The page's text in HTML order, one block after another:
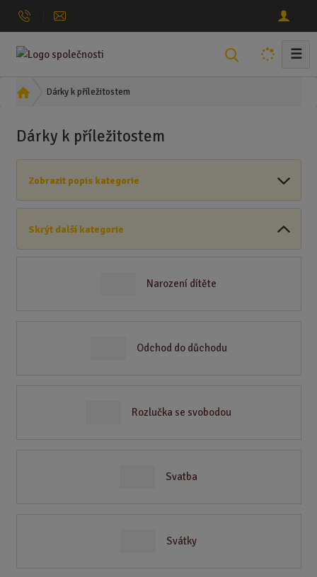
☰
Ú
d
s
a
Dárky k příležitostem
Dárky k příležitostem
Zobrazit popis kategorie
Skrýt další kategorie
Narození dítěte
Odchod do důchodu
Rozlučka se svobodou
Svatba
Svátky